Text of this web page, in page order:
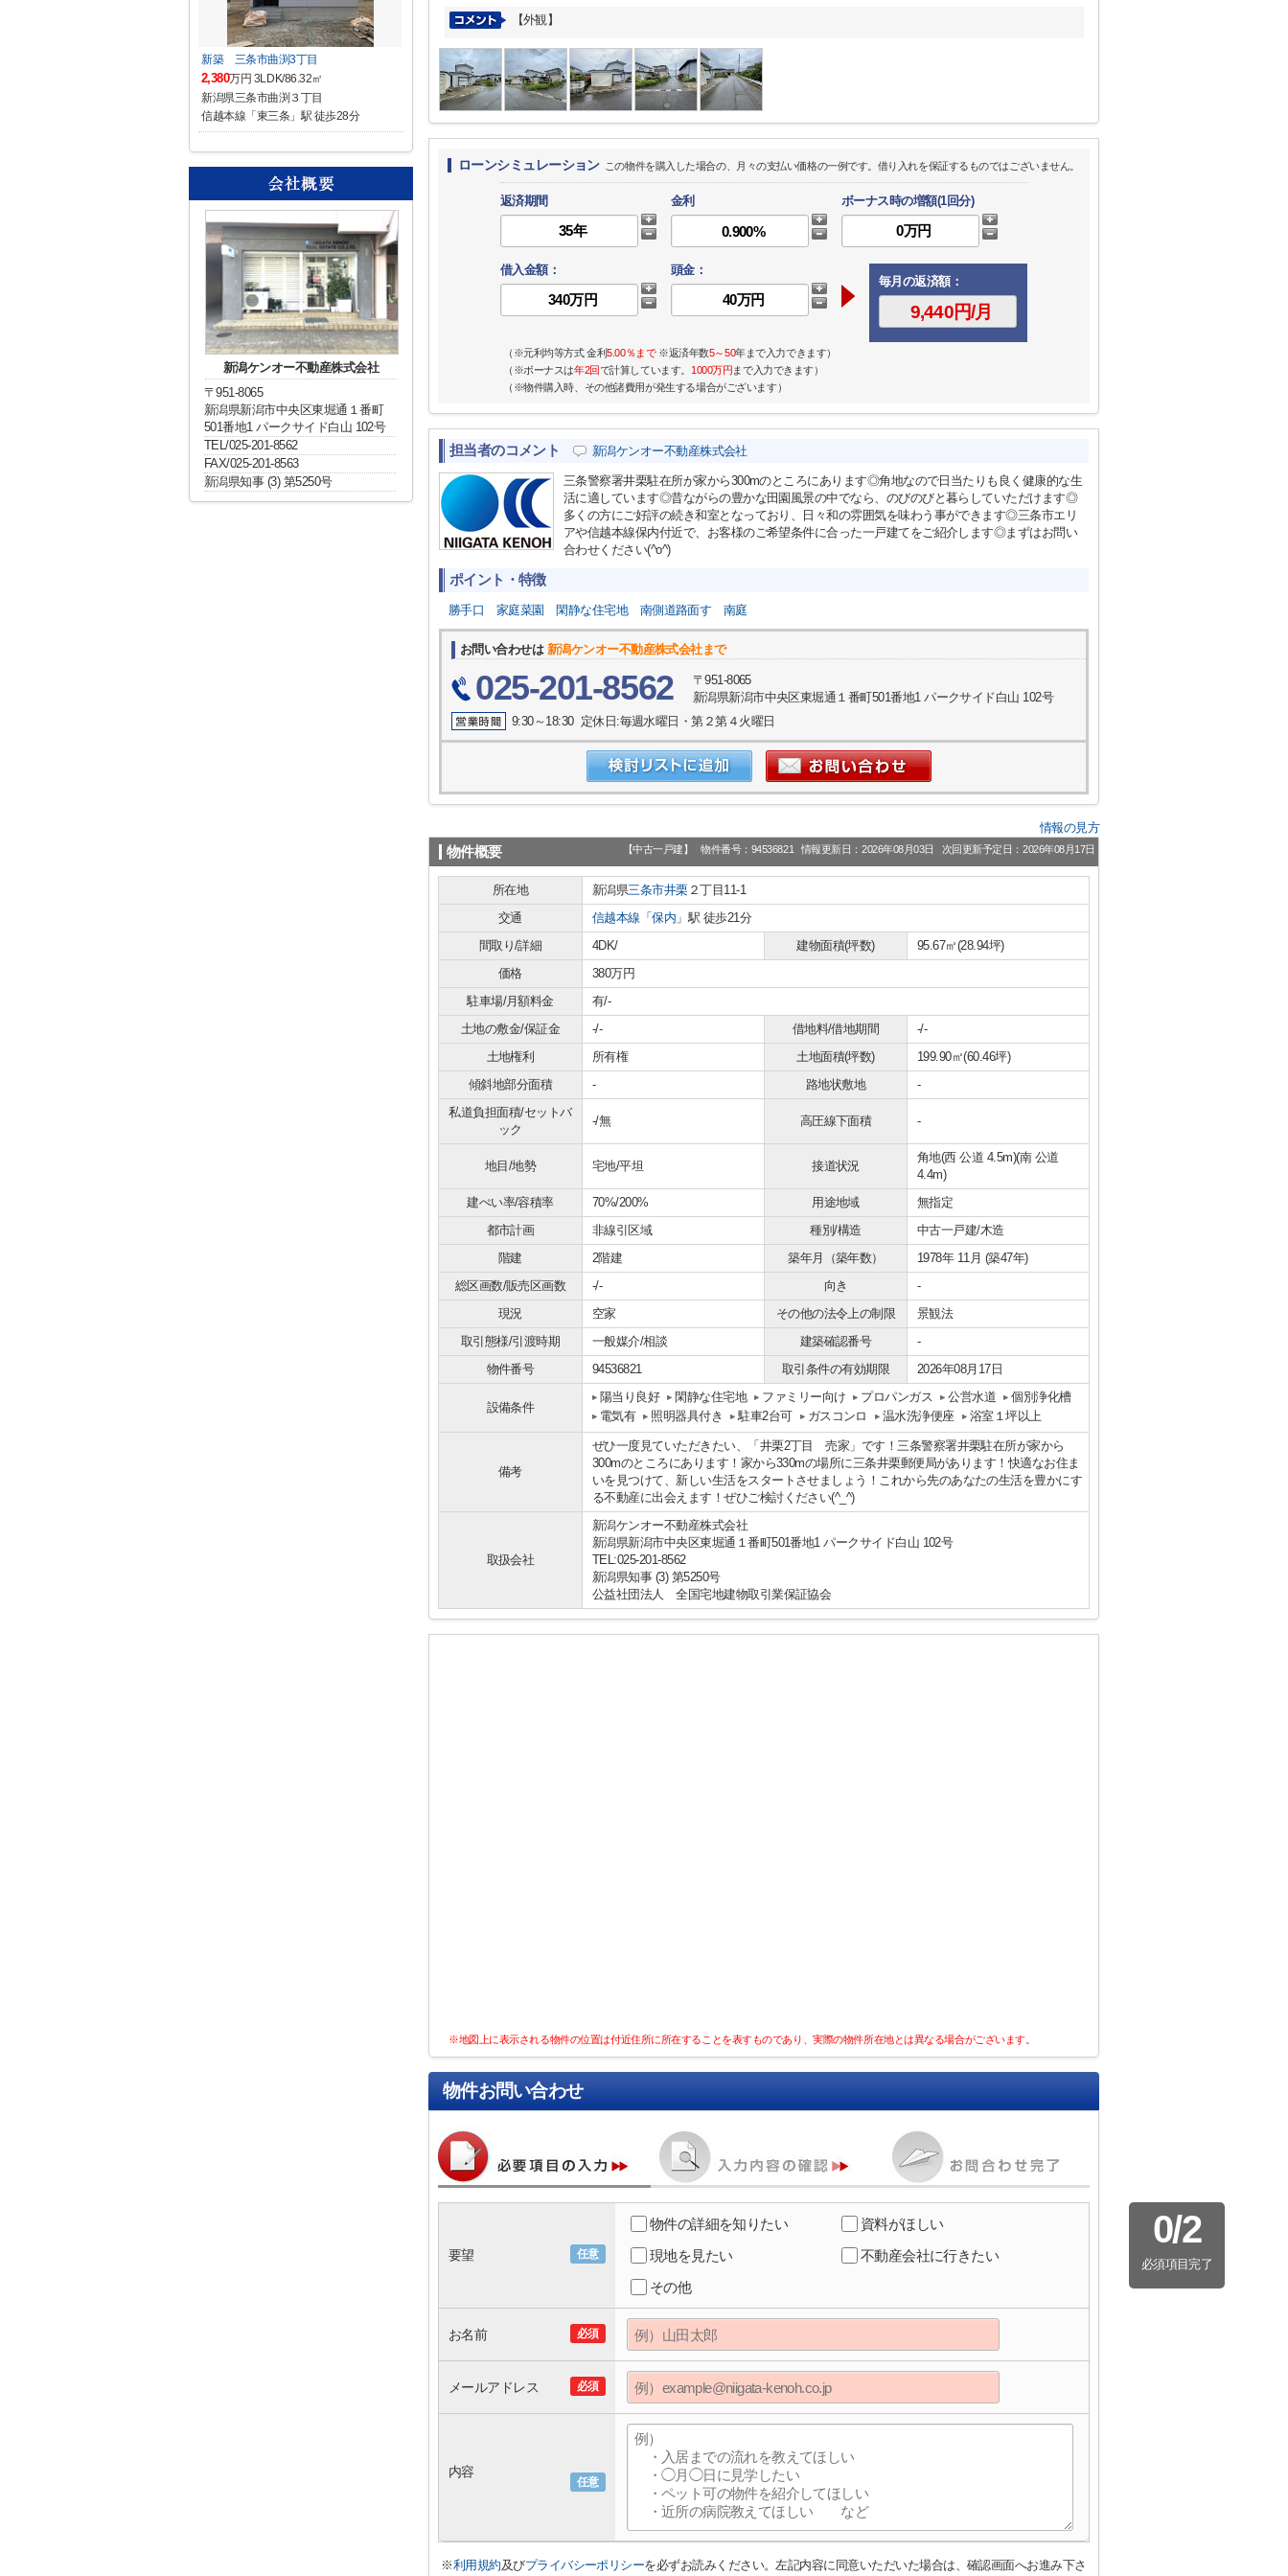
【外観】
ローンシミュレーション この物件を購入した場合の、月々の支払い価格の一例です。借り入れを保証するものではございません。
返済期間 金利 ボーナス時の増額(1回分)
借入金額：
頭金：
毎月の返済額：
（※元利均等方式 金利5.00％まで※返済年数5～50年まで入力できます）
（※ボーナスは年2回で計算しています。 1000万円まで入力できます）
（※物件購入時、その他諸費用が発生する場合がございます）
担当者のコメント 新潟ケンオー不動産株式会社
三条警察署井栗駐在所が家から300mのところにあります◎角地なので日当たりも良く健康的な生
活に適しています◎昔ながらの豊かな田園風景の中でなら、のびのびと暮らしていただけます◎
多くの方にご好評の続き和室となっており、日々和の雰囲気を味わう事ができます◎三条市エリ
アや信越本線保内付近で、お客様のご希望条件に合った一戸建てをご紹介します◎まずはお問い
合わせください(^o^)
ポイント・特徴
勝手口 家庭菜園 閑静な住宅地 南側道路面す 南庭
お問い合わせは 新潟ケンオー不動産株式会社まで
025-201-8562
〒951-8065
新潟県新潟市中央区東堀通１番町501番地1 パークサイド白山 102号
9:30～18:30 定休日:毎週水曜日・第２第４火曜日
情報の見方
物件概要 【中古一戸建】 物件番号：94536821 情報更新日：2026年08月03日 次回更新予定日：2026年08月17日
所在地 新潟県三条市井栗２丁目11-1
交通
信越本線 「保内 」駅 徒歩21分
間取り/詳細
4DK/ 建物面積(坪数)
95.67㎡(28.94坪)
価格
380万円
駐車場/月額料金
有/-
土地の敷金/保証金
-/- 借地料/借地期間
-/-
土地権利
所有権 土地面積(坪数)
199.90㎡(60.46坪)
傾斜地部分面積
- 路地状敷地
-
私道負担面積/セットバ
ック
-/無 高圧線下面積 -
地目/地勢 宅地/平坦 接道状況
角地(西 公道 4.5m)(南 公道
4.4m)
建ぺい率/容積率
70%/200% 用途地域
無指定
都市計画
非線引区域 種別/構造
中古一戸建/木造
階建
2階建 築年月（築年数）
1978年 11月 (築47年)
総区画数/販売区画数
-/- 向き
-
現況
空家 その他の法令上の制限
景観法
取引態様/引渡時期
一般媒介/相談 建築確認番号
-
物件番号
94536821 取引条件の有効期限 2026年08月17日
設備条件
陽当り良好 閑静な住宅地 ファミリー向け プロパンガス 公営水道
個別浄化槽
電気有
照明器具付き 駐車2台可 ガスコンロ 温水洗浄便座 浴室１坪以上
備考
ぜひ一度見ていただきたい、「井栗2丁目 売家」です！三条警察署井栗駐在所が家から
300mのところにあります！家から330mの場所に三条井栗郵便局があります！快適なお住ま
いを見つけて、新しい生活をスタートさせましょう！これから先のあなたの生活を豊かにす
る不動産に出会えます！ぜひご検討ください(^_^)
取扱会社
新潟ケンオー不動産株式会社
新潟県新潟市中央区東堀通１番町501番地1 パークサイド白山 102号
TEL:025-201-8562
新潟県知事 (3) 第5250号
公益社団法人 全国宅地建物取引業保証協会
※地図上に表示される物件の位置は付近住所に所在することを表すものであり、実際の物件所在地とは異なる場合がございます。
物件お問い合わせ
0/2
必須項目完了
任意
要望
物件の詳細を知りたい
資料がほしい
現地を見たい
不動産会社に行きたい
その他
必須
お名前
必須
メールアドレス
任意
内容
※利用規約及びプライバシーポリシーを必ずお読みください。左記内容に同意いただいた場合は、確認画面へお進み下さ
新築 三条市曲渕3丁目
2,380万円 3LDK/86.32㎡
新潟県三条市曲渕３丁目
信越本線「東三条」駅 徒歩28分
新潟ケンオー不動産株式会社
〒951-8065
新潟県新潟市中央区東堀通１番町
501番地1 パークサイド白山 102号
TEL/025-201-8562
FAX/025-201-8563
新潟県知事 (3) 第5250号